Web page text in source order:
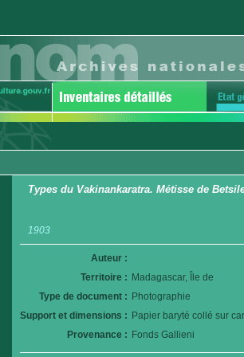
Types du Vakinankaratra. Métisse de
1903
Auteur :
Territoire : Madagascar, Île de
Type de document : Photographie
Support et dimensions : Papier baryté collé sur
Provenance : Fonds Gallieni